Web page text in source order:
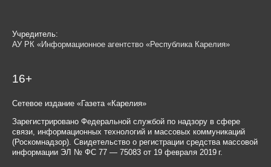
Учредитель:
АУ РК «Информационное агентство «Республика Карелия»
16+
Сетевое издание «Газета «Карелия»
Зарегистрировано Федеральной службой по надзору в сфере
связи, информационных технологий и массовых коммуникаций
(Роскомнадзор). Свидетельство о регистрации средства массовой
информации ЭЛ № ФС 77 — 75083 от 19 февраля 2019 г.